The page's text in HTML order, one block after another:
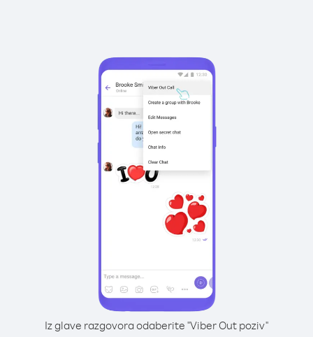
Iz glave razgovora odaberite "Viber Out poziv"